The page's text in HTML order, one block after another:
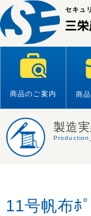
Skip
to
content
セキュ
商品のご案内 商
製造
11号帆布